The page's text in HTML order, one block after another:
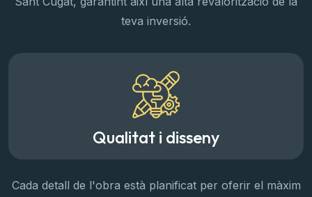
teva inversió.
Qualitat i disseny
Cada detall de l'obra està planificat per oferir el màxim